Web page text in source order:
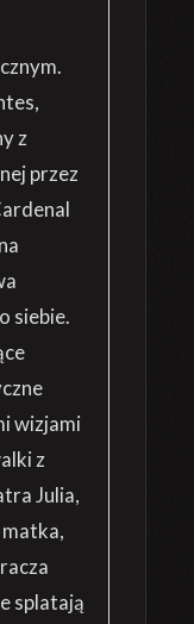
z
przez
siebie.
wizjami
z
Julia,
matka,
splatają